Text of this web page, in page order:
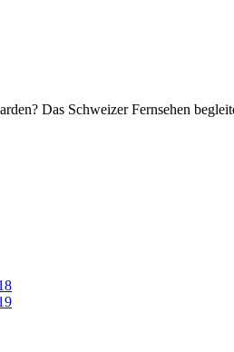
Das Schweizer Fernsehen